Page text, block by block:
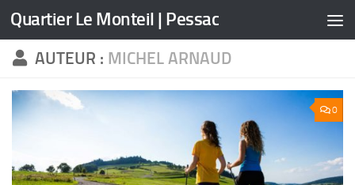
Skip to content
Quartier Le Monteil | Pessac
AUTEUR : MICHEL ARNAUD
0